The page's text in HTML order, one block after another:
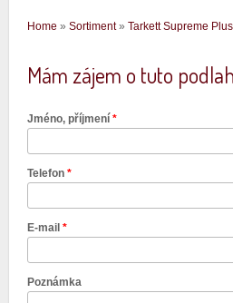
Jste zde
Home » Sortiment» Tarkett Supreme Plus
Mám zájem o tuto
Jméno, příjmení *
Telefon *
E-mail *
Poznámka